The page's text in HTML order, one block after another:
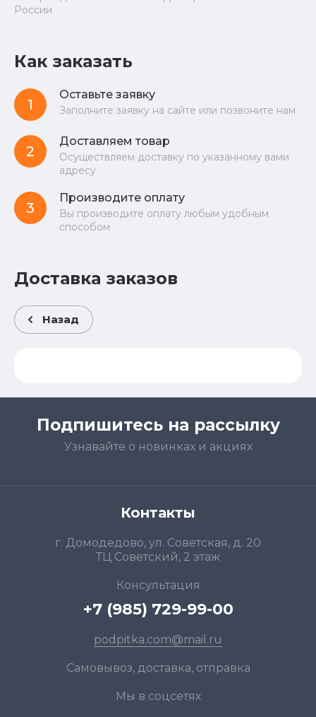
России
Как заказать
1
Оставьте заявку
Заполните заявку на сайте или позвоните нам
2
Доставляем товар
Осуществляем доставку по указанному вами
адресу
3
Производите оплату
Вы производите оплату любым удобным
способом
Доставка заказов
Назад
Подпишитесь на рассылку
Узнавайте о новинках и акциях
Контакты
г. Домодедово, ул. Советская, д. 20
ТЦ Советский, 2 этаж
Консультация
+7 (985) 729-99-00
podpitka.com@mail.ru
Самовывоз, доставка, отправка
Мы в соцсетях